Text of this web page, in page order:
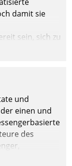
damit sie
sein, sich zu
sie an ihr
und
einen und
des
oder